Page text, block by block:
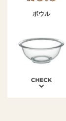
ボウル